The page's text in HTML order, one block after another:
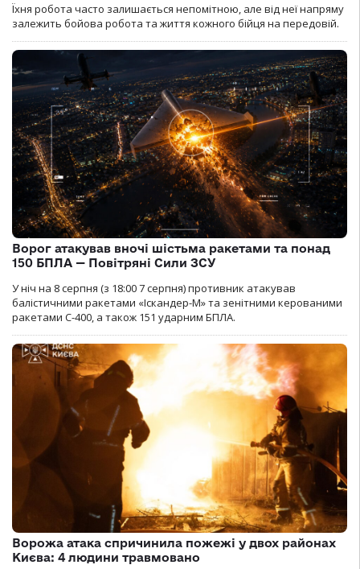
Їхня робота часто залишається непомітною, але від неї напряму
залежить бойова робота та життя кожного бійця на передовій.
Ворог атакував вночі шістьма ракетами та понад
150 БПЛА — Повітряні Сили ЗСУ
У ніч на 8 серпня (з 18:00 7 серпня) противник атакував
балістичними ракетами «Іскандер-М» та зенітними керованими
ракетами С-400, а також 151 ударним БПЛА.
Ворожа атака спричинила пожежі у двох районах
Києва: 4 людини травмовано